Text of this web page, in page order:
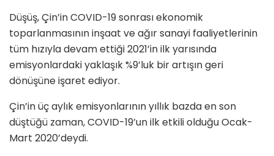
Düşüş, Çin’in COVID-19 sonrası ekonomik
toparlanmasının inşaat ve ağır sanayi faaliyetlerinin
tüm hızıyla devam ettiği 2021’in ilk yarısında
emisyonlardaki yaklaşık %9’luk bir artışın geri
dönüşüne işaret ediyor.
Çin’in üç aylık emisyonlarının yıllık bazda en son
düştüğü zaman, COVID-19’un ilk etkili olduğu Ocak-
Mart 2020’deydi.